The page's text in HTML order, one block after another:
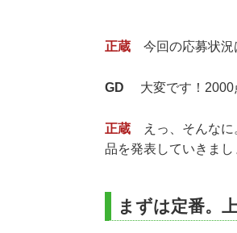
正蔵 今回の応募状況
GD 大変です！2000
正蔵 えっ、そんなに
品を発表していきまし
まずは定番。